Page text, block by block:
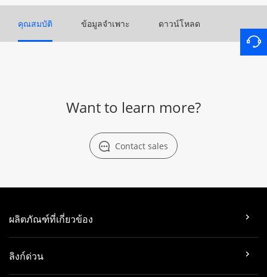
คุณสมบัติ ข้อมูลจำเพาะ ดาวน์โหลด
Want to learn more?
Contact sales
ผลิตภัณฑ์ที่เกี่ยวข้อง
ลิงก์ด่วน